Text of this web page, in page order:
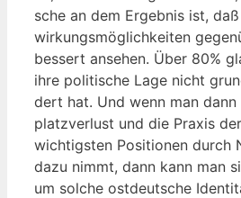
sche an dem Ergeb­nis ist,
wir­kungs­mög­lich­kei­ten
bes­sert anse­hen. Über 80%
ihre poli­ti­sche Lage nicht
dert hat. Und wenn man
platz­ver­lust und die Pra­xis
wich­tigs­ten Posi­tio­nen durch
dazu nimmt, dann kann man
um sol­che ost­deut­sche